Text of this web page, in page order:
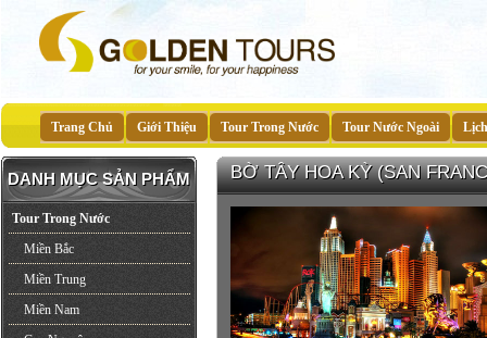
Trang Chủ Giới Thiệu Tour Trong Nước Tour Nước Ngoài
DANH MỤC SẢN PHẨM
Tour Trong Nước
Miền Bắc
Miền Trung
Miền Nam
BỜ TÂY HOA KỲ (SAN